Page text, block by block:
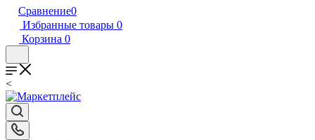
Сравнение0
Избранные товары 0
Корзина 0
<